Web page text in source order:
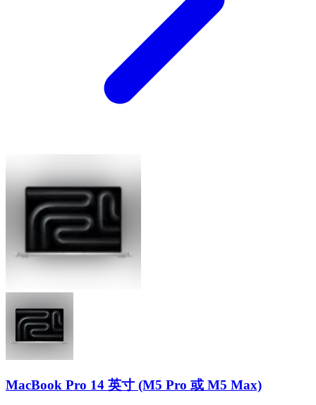
MacBook Pro 14 英寸 (M5 Pro 或 M5 Max)